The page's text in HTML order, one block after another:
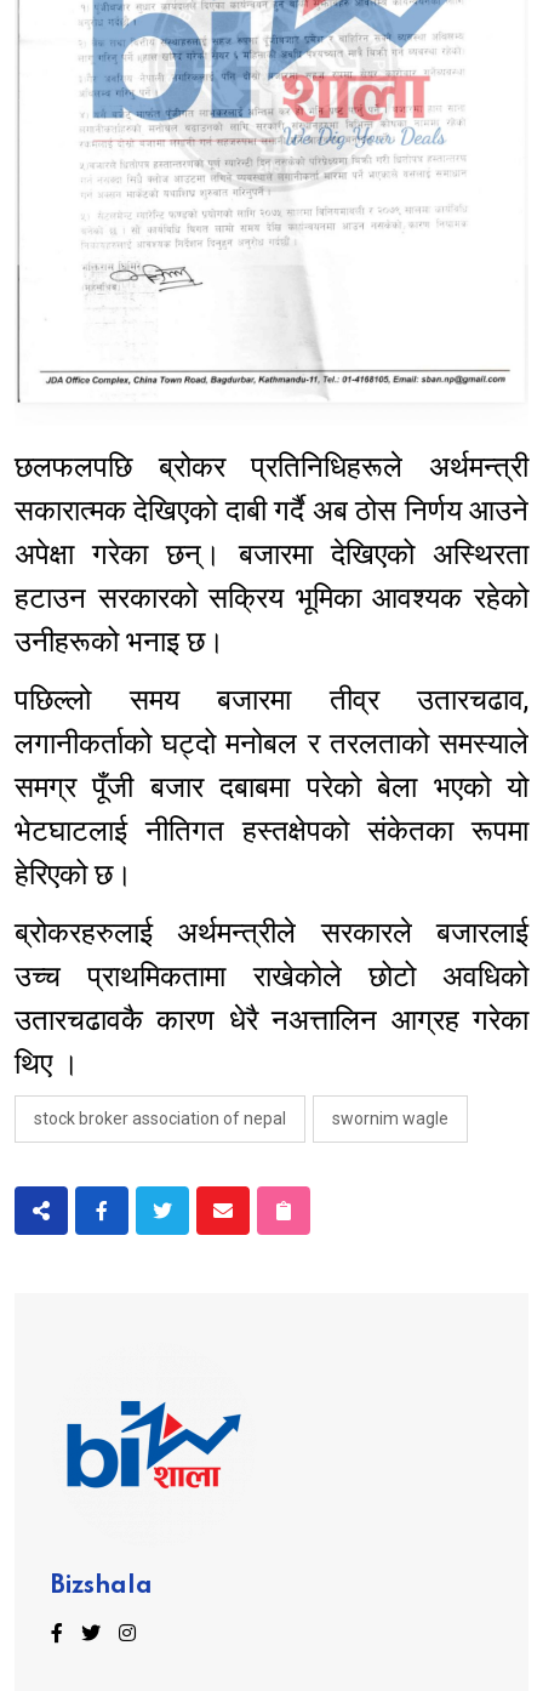
छलफलपछि ब्रोकर प्रतिनिधिहरूले अर्थमन्त्री
सकारात्मक देखिएको दाबी गर्दै अब ठोस निर्णय आउने
अपेक्षा गरेका छन्। बजारमा देखिएको अस्थिरता
हटाउन सरकारको सक्रिय भूमिका आवश्यक रहेको
उनीहरूको भनाइ छ।
पछिल्लो समय बजारमा तीव्र उतारचढाव,
लगानीकर्ताको घट्दो मनोबल र तरलताको समस्याले
समग्र पूँजी बजार दबाबमा परेको बेला भएको यो
भेटघाटलाई नीतिगत हस्तक्षेपको संकेतका रूपमा
हेरिएको छ।
ब्रोकरहरुलाई अर्थमन्त्रीले सरकारले बजारलाई
उच्च प्राथमिकतामा राखेकोले छोटो अवधिको
उतारचढावकै कारण धेरै नअत्तालिन आग्रह गरेका
थिए ।
stock broker association of nepal swornim wagle
Bizshala